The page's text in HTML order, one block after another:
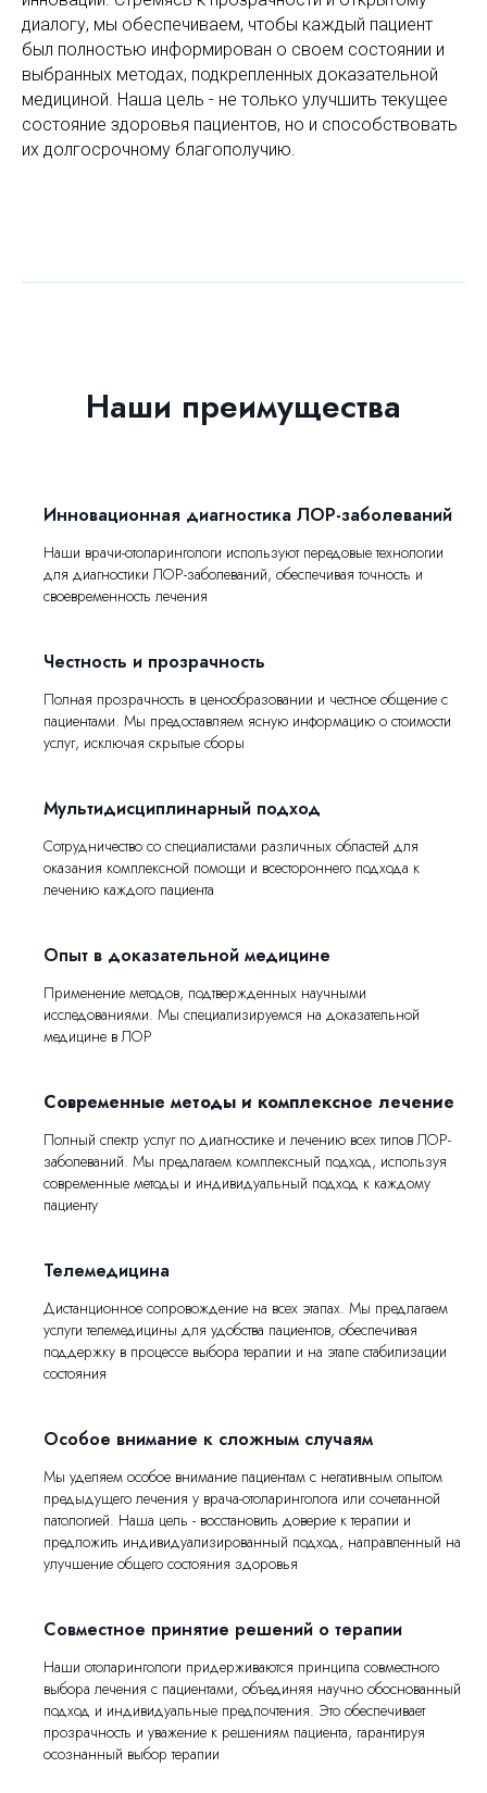
диалогу, мы обеспечиваем, чтобы каждый пациент
был полностью информирован о своем состоянии и
выбранных методах, подкрепленных доказательной
медициной. Наша цель - не только улучшить текущее
состояние здоровья пациентов, но и способствовать
их долгосрочному благополучию.
Наши преимущества
Инновационная диагностика ЛОР-заболеваний
Наши врачи-отоларингологи используют передовые технологии
для диагностики ЛОР-заболеваний, обеспечивая точность и
своевременность лечения
Честность и прозрачность
Полная прозрачность в ценообразовании и честное общение с
пациентами. Мы предоставляем ясную информацию о стоимости
услуг, исключая скрытые сборы
Мультидисциплинарный подход
Сотрудничество со специалистами различных областей для
оказания комплексной помощи и всестороннего подхода к
лечению каждого пациента
Опыт в доказательной медицине
Применение методов, подтвержденных научными
исследованиями. Мы специализируемся на доказательной
медицине в ЛОР
Современные методы и комплексное лечение
Полный спектр услуг по диагностике и лечению всех типов ЛОР-
заболеваний. Мы предлагаем комплексный подход, используя
современные методы и индивидуальный подход к каждому
пациенту
Телемедицина
Дистанционное сопровождение на всех этапах. Мы предлагаем
услуги телемедицины для удобства пациентов, обеспечивая
поддержку в процессе выбора терапии и на этапе стабилизации
состояния
Особое внимание к сложным случаям
Мы уделяем особое внимание пациентам с негативным опытом
предыдущего лечения у врача-отоларинголога или сочетанной
патологией. Наша цель - восстановить доверие к терапии и
предложить индивидуализированный подход, направленный на
улучшение общего состояния здоровья
Совместное принятие решений о терапии
Наши отоларингологи придерживаются принципа совместного
выбора лечения с пациентами, объединяя научно обоснованный
подход и индивидуальные предпочтения. Это обеспечивает
прозрачность и уважение к решениям пациента, гарантируя
осознанный выбор терапии